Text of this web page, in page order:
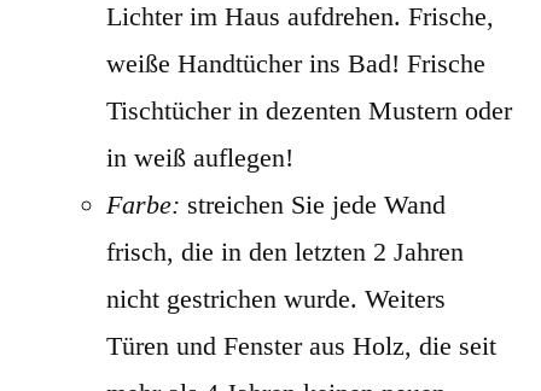
Lichter im Haus aufdrehen. Frische,
weiße Handtücher ins Bad! Frische
Tischtücher in dezenten Mustern oder
in weiß auflegen!
Farbe: streichen Sie jede Wand
frisch, die in den letzten 2 Jahren
nicht gestrichen wurde. Weiters
Türen und Fenster aus Holz, die seit